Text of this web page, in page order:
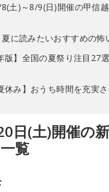
土)～8/9(日)開催の甲信
夏に読みたいおすすめの怖
版】全国の夏祭り注目27
休み】おうち時間を充実
日(土)開催の
覧